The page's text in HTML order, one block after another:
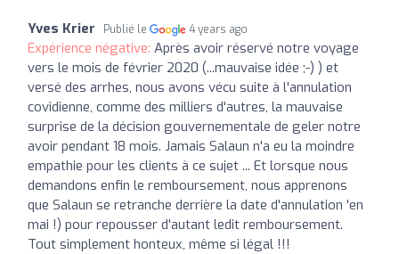
Yves Krier Publié le 4 years ago
Expérience négative: Après avoir réservé notre voyage
vers le mois de février 2020 (...mauvaise idée ;-) ) et
versé des arrhes, nous avons vécu suite à l'annulation
covidienne, comme des milliers d'autres, la mauvaise
surprise de la décision gouvernementale de geler notre
avoir pendant 18 mois. Jamais Salaun n'a eu la moindre
empathie pour les clients à ce sujet ... Et lorsque nous
demandons enfin le remboursement, nous apprenons
que Salaun se retranche derrière la date d'annulation 'en
mai !) pour repousser d'autant ledit remboursement.
Tout simplement honteux, même si légal !!!